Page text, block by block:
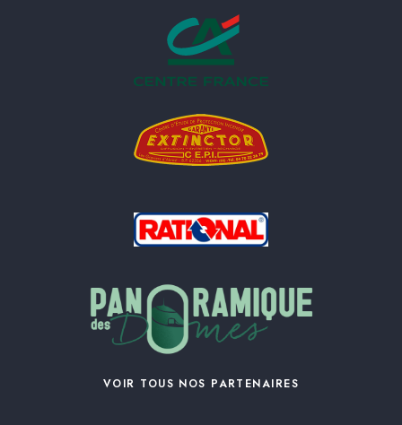
VOIR TOUS NOS PARTENAIRES